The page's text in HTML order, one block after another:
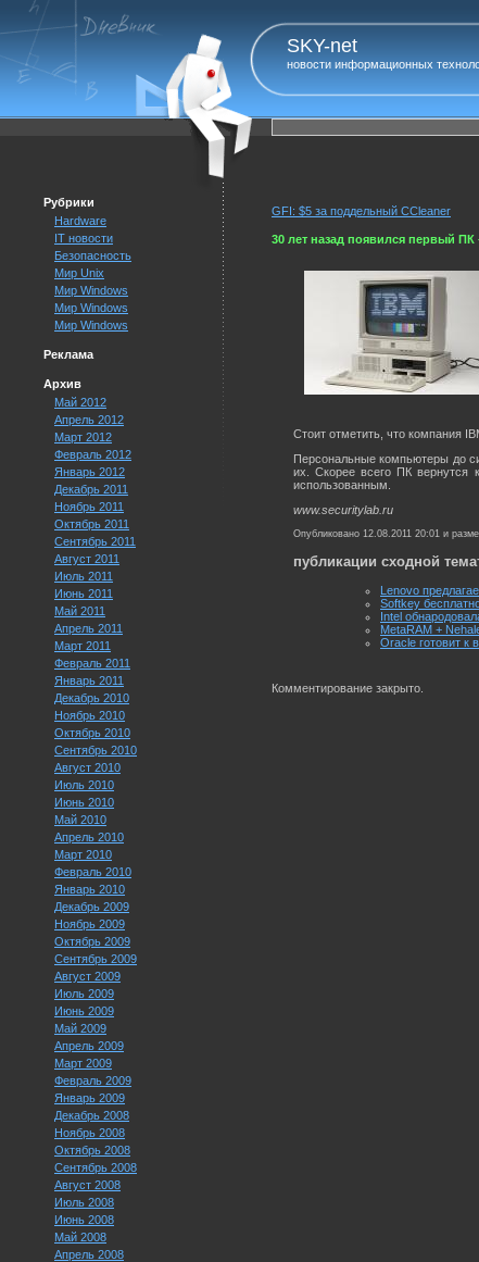
SKY-net
новости информационных
Рубрики
Hardware
IT новости
Безопасность
Мир Unix
Мир Windows
Мир Windows
Мир Windows
Реклама
Архив
Май 2012
Апрель 2012
Март 2012
Февраль 2012
Январь 2012
Декабрь 2011
Ноябрь 2011
Октябрь 2011
Сентябрь 2011
Август 2011
Июль 2011
Июнь 2011
Май 2011
Апрель 2011
Март 2011
Февраль 2011
Январь 2011
Декабрь 2010
Ноябрь 2010
Октябрь 2010
Сентябрь 2010
Август 2010
Июль 2010
Июнь 2010
Май 2010
Апрель 2010
Март 2010
Февраль 2010
Январь 2010
Декабрь 2009
Ноябрь 2009
Октябрь 2009
Сентябрь 2009
Август 2009
Июль 2009
Июнь 2009
Май 2009
Апрель 2009
Март 2009
Февраль 2009
Январь 2009
Декабрь 2008
Ноябрь 2008
Октябрь 2008
Сентябрь 2008
Август 2008
Июль 2008
Июнь 2008
Май 2008
Апрель 2008
GFI: $5 за поддельный CCleaner
30 лет назад появился первый ПК
Стоит отметить, что компания
Персональные компьютеры до
их. Скорее всего ПК вернутся
использованным.
www.securitylab.ru
Опубликовано 12.08.2011 20:01 и
публикации сходной
Lenovo
Softkey
Intel
MetaRAM +
Oracle готовит к
Комментирование закрыто.